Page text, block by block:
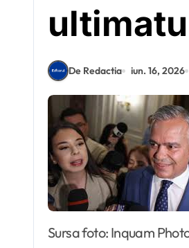
De Redactia iun. 16, 2026
Sursa foto: Inquam